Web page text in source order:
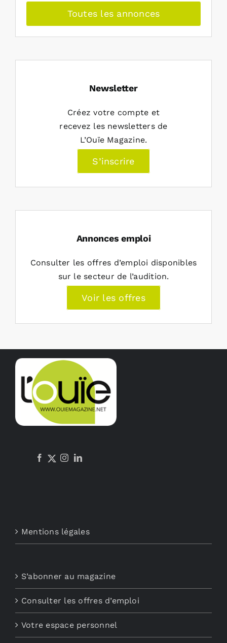
Toutes les annonces
Newsletter
Créez votre compte et
recevez les newsletters de
L’Ouïe Magazine.
S’inscrire
Annonces emploi
Consulter les offres d’emploi disponibles
sur le secteur de l’audition.
Voir les offres
Mentions légales
S’abonner au magazine
Consulter les offres d’emploi
Votre espace personnel